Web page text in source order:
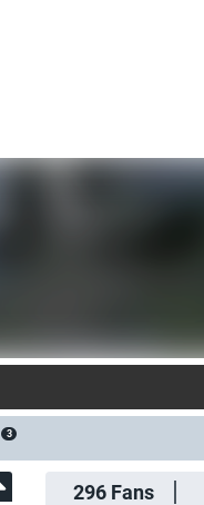
3
296 Fans